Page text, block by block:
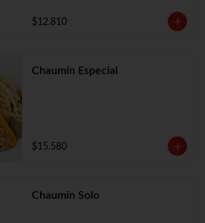
$12.810
Chaumín Especial
$15.580
Chaumín Solo